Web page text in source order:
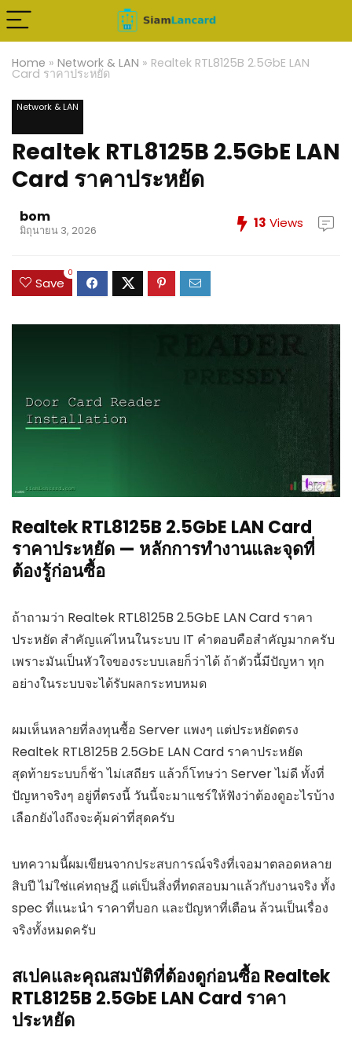
Home » Network & LAN » Realtek RTL8125B 2.5GbE LAN
Card ราคาประหยัด
Network & LAN
Realtek RTL8125B 2.5GbE LAN
Card ราคาประหยัด
bom
มิถุนายน 3, 2026 13 Views
Save
0
Realtek RTL8125B 2.5GbE LAN Card
ราคาประหยัด — หลักการทำงานและจุดที่
ต้องรู้ก่อนซื้อ
ถ้าถามว่า Realtek RTL8125B 2.5GbE LAN Card ราคา
ประหยัด สำคัญแค่ไหนในระบบ IT คำตอบคือสำคัญมากครับ
เพราะมันเป็นหัวใจของระบบเลยก็ว่าได้ ถ้าตัวนี้มีปัญหา ทุก
อย่างในระบบจะได้รับผลกระทบหมด
ผมเห็นหลายที่ลงทุนซื้อ Server แพงๆ แต่ประหยัดตรง
Realtek RTL8125B 2.5GbE LAN Card ราคาประหยัด
สุดท้ายระบบก็ช้า ไม่เสถียร แล้วก็โทษว่า Server ไม่ดี ทั้งที่
ปัญหาจริงๆ อยู่ที่ตรงนี้ วันนี้จะมาแชร์ให้ฟังว่าต้องดูอะไรบ้าง
เลือกยังไงถึงจะคุ้มค่าที่สุดครับ
บทความนี้ผมเขียนจากประสบการณ์จริงที่เจอมาตลอดหลาย
สิบปี ไม่ใช่แค่ทฤษฎี แต่เป็นสิ่งที่ทดสอบมาแล้วกับงานจริง ทั้ง
spec ที่แนะนำ ราคาที่บอก และปัญหาที่เตือน ล้วนเป็นเรื่อง
จริงทั้งหมดครับ
สเปคและคุณสมบัติที่ต้องดูก่อนซื้อ Realtek
RTL8125B 2.5GbE LAN Card ราคา
ประหยัด